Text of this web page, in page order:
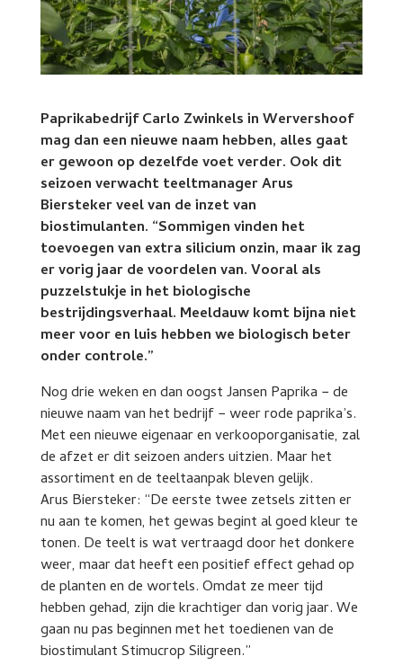
Paprikabedrijf Carlo Zwinkels in Wervershoof
mag dan een nieuwe naam hebben, alles gaat
er gewoon op dezelfde voet verder. Ook dit
seizoen verwacht teeltmanager Arus
Biersteker veel van de inzet van
biostimulanten. “Sommigen vinden het
toevoegen van extra silicium onzin, maar ik zag
er vorig jaar de voordelen van. Vooral als
puzzelstukje in het biologische
bestrijdingsverhaal. Meeldauw komt bijna niet
meer voor en luis hebben we biologisch beter
onder controle.”
Nog drie weken en dan oogst Jansen Paprika − de
nieuwe naam van het bedrijf − weer rode paprika’s.
Met een nieuwe eigenaar en verkooporganisatie, zal
de afzet er dit seizoen anders uitzien. Maar het
assortiment en de teeltaanpak bleven gelijk.
Arus Biersteker: “De eerste twee zetsels zitten er
nu aan te komen, het gewas begint al goed kleur te
tonen. De teelt is wat vertraagd door het donkere
weer, maar dat heeft een positief effect gehad op
de planten en de wortels. Omdat ze meer tijd
hebben gehad, zijn die krachtiger dan vorig jaar. We
gaan nu pas beginnen met het toedienen van de
biostimulant Stimucrop Siligreen.”